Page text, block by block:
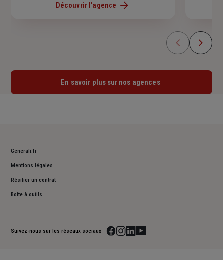
Découvrir l'agence
En savoir plus sur nos agences
Generali.fr
Mentions légales
Résilier un contrat
Boite à outils
Suivez-nous sur les réseaux sociaux